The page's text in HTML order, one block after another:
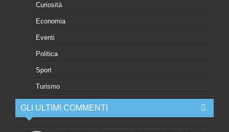
Curiosità
Economia
Eventi
Politica
Sport
Turismo
GLI ULTIMI COMMENTI